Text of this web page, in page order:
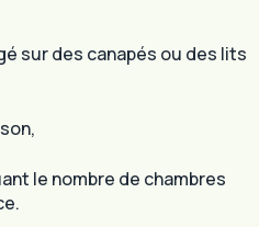
sur des canapés ou des lits
le nombre de chambres